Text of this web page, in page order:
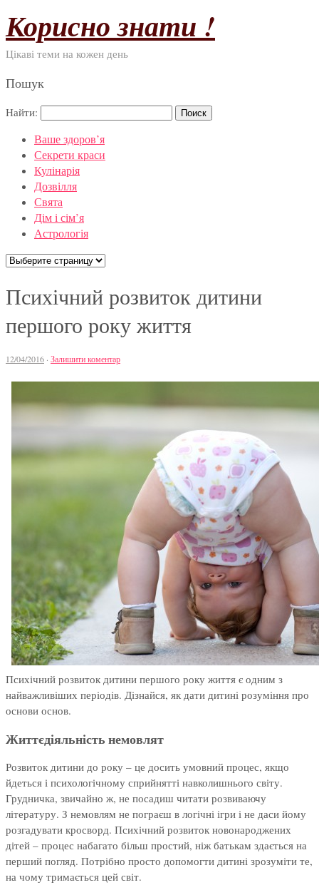
Корисно знати !
Цікаві теми на кожен день
Пошук
Найти:
Ваше здоров’я
Секрети краси
Кулінарія
Дозвілля
Свята
Дім і сім’я
Астрологія
Психічний розвиток дитини
першого року життя
12/04/2016 · Залишити коментар
Психічний розвиток дитини першого року життя є одним з
найважливіших періодів. Дізнайся, як дати дитині розуміння про
основи основ.
Життєдіяльність немовлят
Розвиток дитини до року – це досить умовний процес, якщо
йдеться і психологічному сприйнятті навколишнього світу.
Грудничка, звичайно ж, не посадиш читати розвиваючу
літературу. З немовлям не пограєш в логічні ігри і не даси йому
розгадувати кросворд. Психічний розвиток новонароджених
дітей – процес набагато більш простий, ніж батькам здається на
перший погляд. Потрібно просто допомогти дитині зрозуміти те,
на чому тримається цей світ.